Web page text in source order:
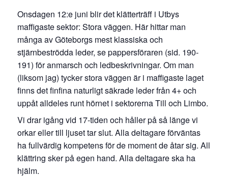
Onsdagen 12:e juni blir det klätterträff i Utbys
maffigaste sektor: Stora väggen. Här hittar man
många av Göteborgs mest klassiska och
stjärnbeströdda leder, se pappersföraren (sid. 190-
191) för anmarsch och ledbeskrivningar. Om man
(liksom jag) tycker stora väggen är i maffigaste laget
finns det finfina naturligt säkrade leder från 4+ och
uppåt alldeles runt hörnet i sektorerna Till och Limbo.
Vi drar igång vid 17-tiden och håller på så länge vi
orkar eller till ljuset tar slut. Alla deltagare förväntas
ha fullvärdig kompetens för de moment de åtar sig. All
klättring sker på egen hand. Alla deltagare ska ha
hjälm.